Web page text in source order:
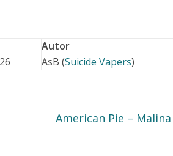
Autor
AsB (Suicide Vapers)
American Pie – Malina